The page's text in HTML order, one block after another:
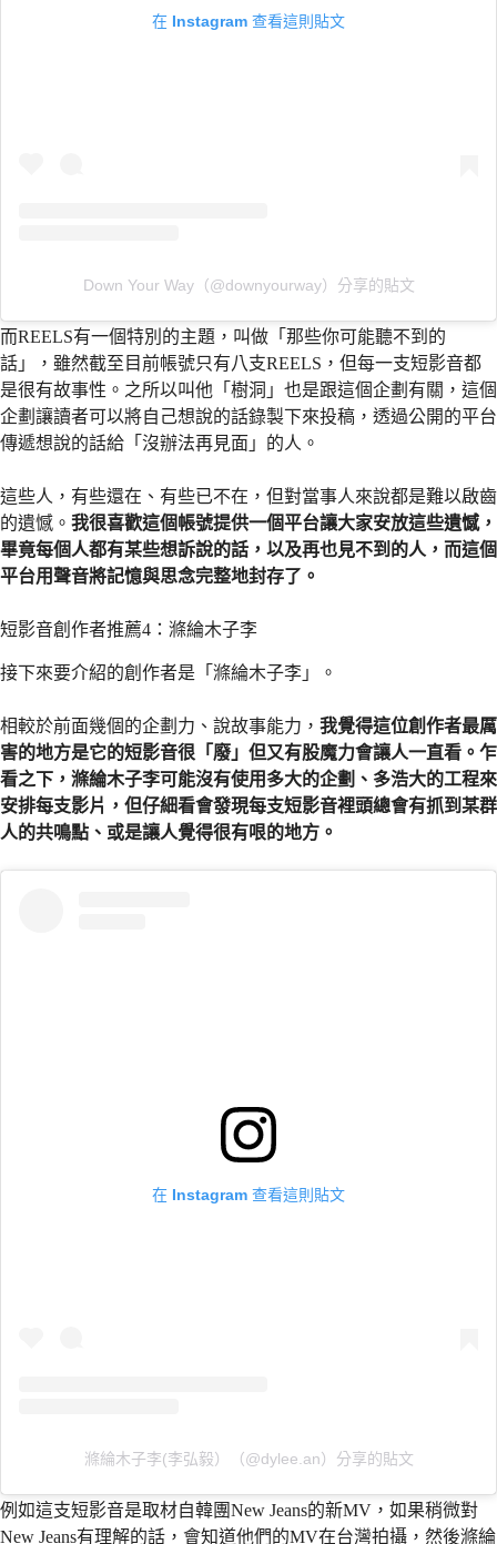
在 Instagram 查看這則貼文
Down Your Way（@downyourway）分享的貼文
而REELS有一個特別的主題，叫做「那些你可能聽不到的
話」，雖然截至目前帳號只有八支REELS，但每一支短影音都
是很有故事性。之所以叫他「樹洞」也是跟這個企劃有關，這個
企劃讓讀者可以將自己想說的話錄製下來投稿，透過公開的平台
傳遞想說的話給「沒辦法再見面」的人。
這些人，有些還在、有些已不在，但對當事人來說都是難以啟齒
的遺憾。 我很喜歡這個帳號提供一個平台讓大家安放這些遺憾，
畢竟每個人都有某些想訴說的話，以及再也見不到的人，而這個
平台用聲音將記憶與思念完整地封存了。
短影音創作者推薦4：滌綸木子李
接下來要介紹的創作者是「滌綸木子李」。
相較於前面幾個的企劃力、說故事能力， 我覺得這位創作者最厲
害的地方是它的短影音很「廢」但又有股魔力會讓人一直看。乍
看之下，滌綸木子李可能沒有使用多大的企劃、多浩大的工程來
安排每支影片，但仔細看會發現每支短影音裡頭總會有抓到某群
人的共鳴點、或是讓人覺得很有哏的地方。
在 Instagram 查看這則貼文
滌綸木子李(李弘毅）（@dylee.an）分享的貼文
例如這支短影音是取材自韓團New Jeans的新MV，如果稍微對
New Jeans有理解的話，會知道他們的MV在台灣拍攝，然後滌綸